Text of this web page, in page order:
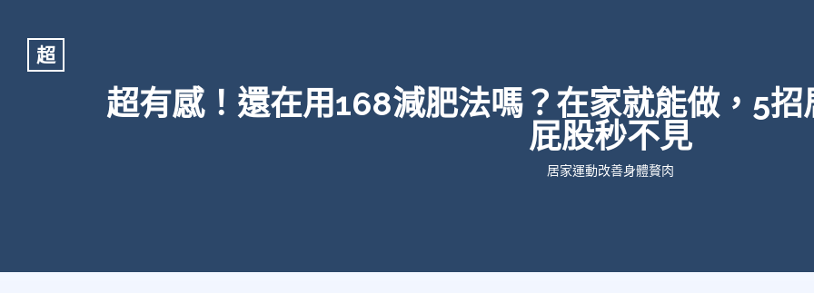
超
超有感！還在用168減肥法嗎？在家就能做，5
屁股秒不見
居家運動改善身體贅肉